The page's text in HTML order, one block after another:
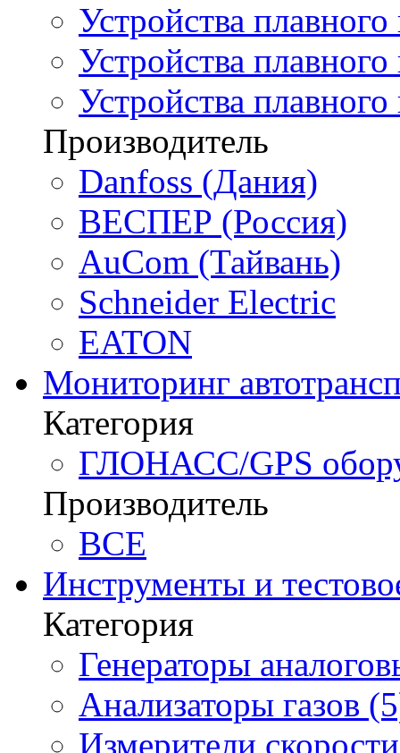
Устройства
Устройства
Устройства
Производитель
Danfoss (Дания)
ВЕСПЕР (Россия)
AuCom (Тайвань)
Schneider Electric
EATON
Мониторинг
Категория
ГЛОНАСС/GPS
Производитель
BCE
Инструменты и
Категория
Генераторы
Анализаторы газов
Измерители